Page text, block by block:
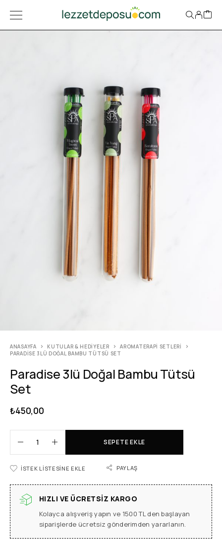
ANASAYFA KUTULAR & HEDIYELER
AROMATERAPI SETLERI
PARADISE 3LÜ DOĞAL BAMBU TÜTSÜ SET
Paradise 3lü Doğal Bambu Tütsü
Set
₺450,00
SEPETE EKLE
İSTEK LISTESINE EKLE PAYLAŞ
HIZLI VE ÜCRETSIZ KARGO
Kolayca alışveriş yapın ve 1500 TL den başlayan
siparişlerde ücretsiz gönderimden yararlanın.